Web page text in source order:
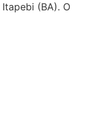
(BA). O